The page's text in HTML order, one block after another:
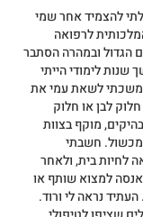
להצמיד אחר שמי
לרפואה
הגדול ובמהרה הסתבר
לימודי הייתי
לשאת עמי את
לבן או חלוק
מוקף בצוות
מכשול. חשבתי
בית, ולאחר
למצוא שותף או
נראה לי ורוד.